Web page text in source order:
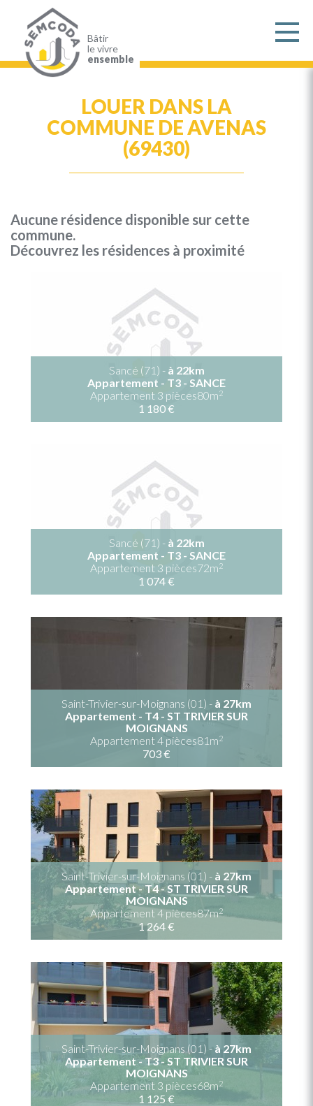
contenu
principal
Bâtir
le vivre
ensemble
LOUER DANS LA
COMMUNE DE AVENAS
(69430)
Aucune résidence disponible sur cette
commune.
Découvrez les résidences à proximité
Sancé (71) - à 22km
Appartement - T3 - SANCE
Appartement 3 pièces80m2
1 180 €
Sancé (71) - à 22km
Appartement - T3 - SANCE
Appartement 3 pièces72m2
1 074 €
Saint-Trivier-sur-Moignans (01) - à 27km
Appartement - T4 - ST TRIVIER SUR
MOIGNANS
Appartement 4 pièces81m2
703 €
Saint-Trivier-sur-Moignans (01) - à 27km
Appartement - T4 - ST TRIVIER SUR
MOIGNANS
Appartement 4 pièces87m2
1 264 €
Saint-Trivier-sur-Moignans (01) - à 27km
Appartement - T3 - ST TRIVIER SUR
MOIGNANS
Appartement 3 pièces68m2
1 125 €